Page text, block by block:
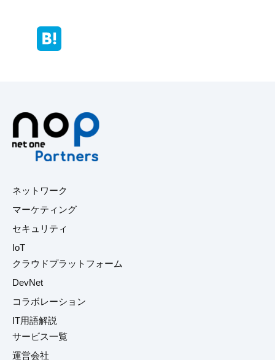
ネットワーク
マーケティング
セキュリティ
IoT
クラウドプラットフォーム
DevNet
コラボレーション
IT用語解説
サービス一覧
運営会社